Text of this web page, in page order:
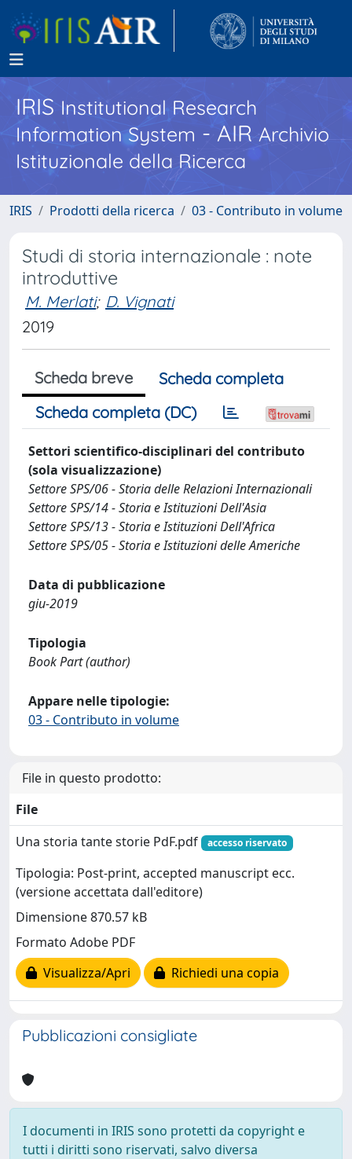
IRISInstitutional Research
Information System - AIR Archivio
Istituzionale della Ricerca
IRIS Prodotti della ricerca 03 - Contributo in volume
Studi di storia internazionale : note
introduttive
M. Merlati; D. Vignati
2019
Scheda breve
Scheda completa
Scheda completa (DC)
Settori scientifico-disciplinari del contributo
(sola visualizzazione)
Settore SPS/06 - Storia delle Relazioni Internazionali
Settore SPS/14 - Storia e Istituzioni Dell'Asia
Settore SPS/13 - Storia e Istituzioni Dell'Africa
Settore SPS/05 - Storia e Istituzioni delle Americhe
Data di pubblicazione
giu-2019
Tipologia
Book Part (author)
Appare nelle tipologie:
03 - Contributo in volume
File in questo prodotto:
File
Una storia tante storie PdF.pdf
accesso riservato
Tipologia: Post-print, accepted manuscript ecc.
(versione accettata dall'editore)
Dimensione 870.57 kB
Formato Adobe PDF
Visualizza/Apri
Richiedi una copia
Pubblicazioni consigliate
I documenti in IRIS sono protetti da copyright e
tutti i diritti sono riservati, salvo diversa